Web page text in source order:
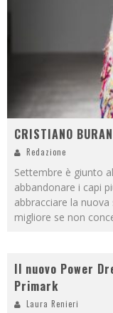
CRISTIANO
Redazione
Settembre è giunto
abbandonare i capi
abbracciare la
migliore se non
Il nuovo Power
Primark
Laura Renieri